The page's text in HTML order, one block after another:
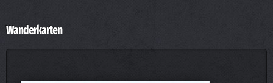
Wanderkarten